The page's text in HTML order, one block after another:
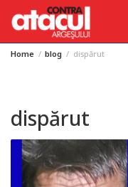
SkipHome blog dispărut
dispărut